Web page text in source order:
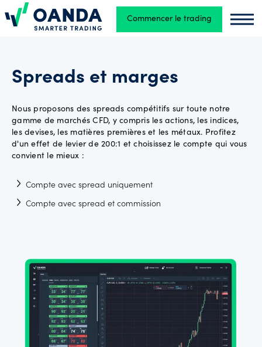
Oanda Commencer le trading
formes
Outils et
Prise en
Spreads et marges
Nous proposons des spreads compétitifs sur toute notre
gamme de marchés CFD, y compris les actions, les indices,
les devises, les matières premières et les métaux. Profitez
d'un effet de levier de 200:1 et choisissez le compte qui vous
convient le mieux :
Compte avec spread uniquement
Compte avec spread et commission